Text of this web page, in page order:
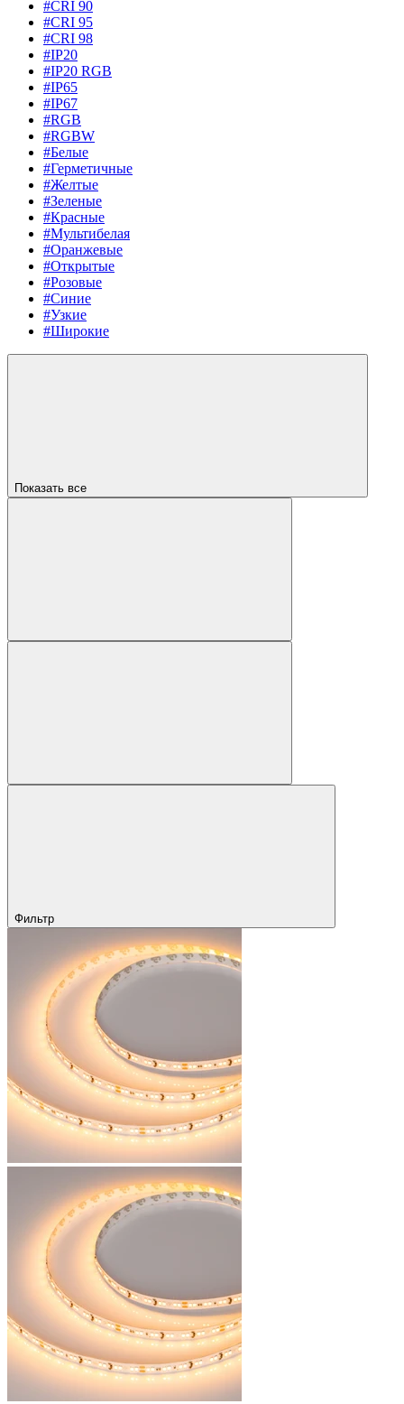
#CRI 90
#CRI 95
#CRI 98
#IP20
#IP20 RGB
#IP65
#IP67
#RGB
#RGBW
#Белые
#Герметичные
#Желтые
#Зеленые
#Красные
#Мультибелая
#Оранжевые
#Открытые
#Розовые
#Синие
#Узкие
#Широкие
Показать все
Фильтр